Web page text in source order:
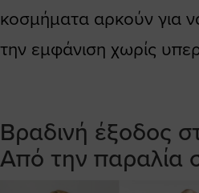
κοσμήματα αρκούν για
την εμφάνιση χωρίς
Βραδινή έξοδος
Από την παραλία